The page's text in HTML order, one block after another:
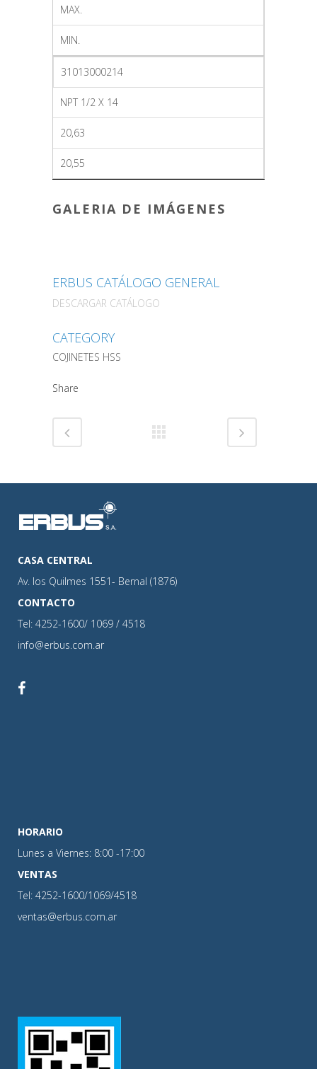
MAX.
MIN.
31013000214
NPT 1/2 X 14
20,63
20,55
GALERIA DE IMÁGENES
ERBUS CATÁLOGO GENERAL
DESCARGAR CATÁLOGO
CATEGORY
COJINETES HSS
Share
CASA CENTRAL
Av. los Quilmes 1551- Bernal (1876)
CONTACTO
Tel: 4252-1600/ 1069 / 4518
info@erbus.com.ar
HORARIO
Lunes a Viernes: 8:00 -17:00
VENTAS
Tel: 4252-1600/1069/4518
ventas@erbus.com.ar